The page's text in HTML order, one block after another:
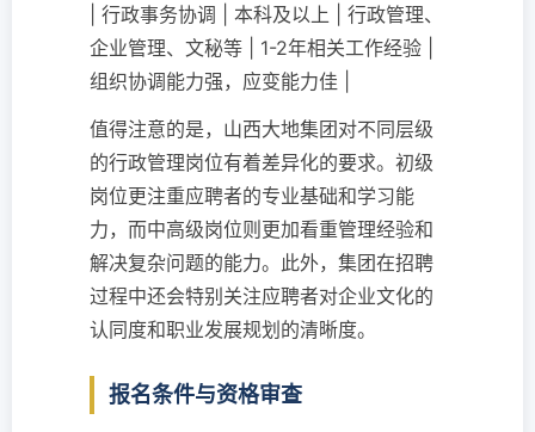
| 行政事务协调 | 本科及以上 | 行政管理、
企业管理、文秘等 | 1-2年相关工作经验 |
组织协调能力强，应变能力佳 |
值得注意的是，山西大地集团对不同层级
的行政管理岗位有着差异化的要求。初级
岗位更注重应聘者的专业基础和学习能
力，而中高级岗位则更加看重管理经验和
解决复杂问题的能力。此外，集团在招聘
过程中还会特别关注应聘者对企业文化的
认同度和职业发展规划的清晰度。
报名条件与资格审查